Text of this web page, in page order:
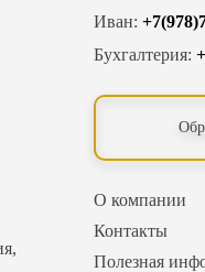
Иван:
Бухгалтерия:
О компании
Контакты
Полезная